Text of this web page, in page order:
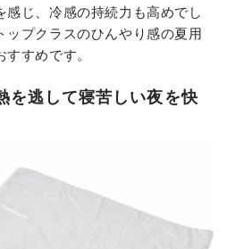
感じ、冷感の持続力も高めでし
ップクラスのひんやり感の夏用
すめです。
を逃して寝苦しい夜を快